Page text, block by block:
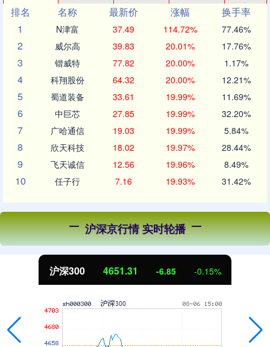
排名
名称 最新价 涨幅
换手率
1
N津富 37.49 114.72% 77.46%
2 威尔高 39.83 20.01% 17.76%
3 锴威特 77.82 20.00% 1.17%
4 科翔股份 64.32 20.00% 12.21%
5 蜀道装备 33.61 19.99% 11.69%
6 中巨芯 27.85 19.99% 32.20%
7 广哈通信 19.03 19.99% 5.84%
8 欣天科技 18.02 19.97% 28.44%
9 飞天诚信 12.56 19.96% 8.49%
10 任子行 7.16 19.93% 31.42%
沪深京行情 实时轮播
沪深300 4651.31 -6.85 -0.15%